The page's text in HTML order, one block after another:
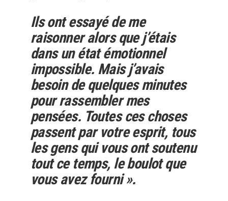
Ils ont essayé de me
raisonner alors que j’étais
dans un état émotionnel
impossible. Mais j’avais
besoin de quelques minutes
pour rassembler mes
pensées. Toutes ces choses
passent par votre esprit, tous
les gens qui vous ont soutenu
tout ce temps, le boulot que
vous avez fourni ».